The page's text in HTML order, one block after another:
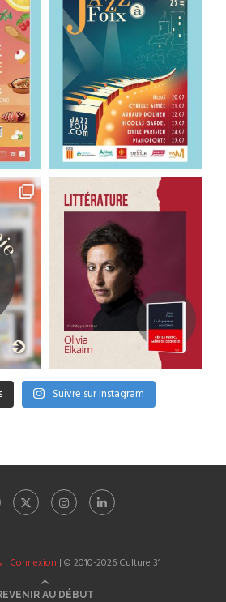
Suivre sur Instagram
| Connexion | © 2010-2026 Culture 31
AU DÉBUT